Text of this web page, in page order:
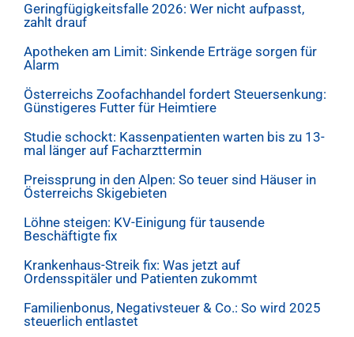
Geringfügigkeitsfalle 2026: Wer nicht aufpasst,
zahlt drauf
Apotheken am Limit: Sinkende Erträge sorgen für
Alarm
Österreichs Zoofachhandel fordert Steuersenkung:
Günstigeres Futter für Heimtiere
Studie schockt: Kassenpatienten warten bis zu 13-
mal länger auf Facharzttermin
Preissprung in den Alpen: So teuer sind Häuser in
Österreichs Skigebieten
Löhne steigen: KV-Einigung für tausende
Beschäftigte fix
Krankenhaus-Streik fix: Was jetzt auf
Ordensspitäler und Patienten zukommt
Familienbonus, Negativsteuer & Co.: So wird 2025
steuerlich entlastet